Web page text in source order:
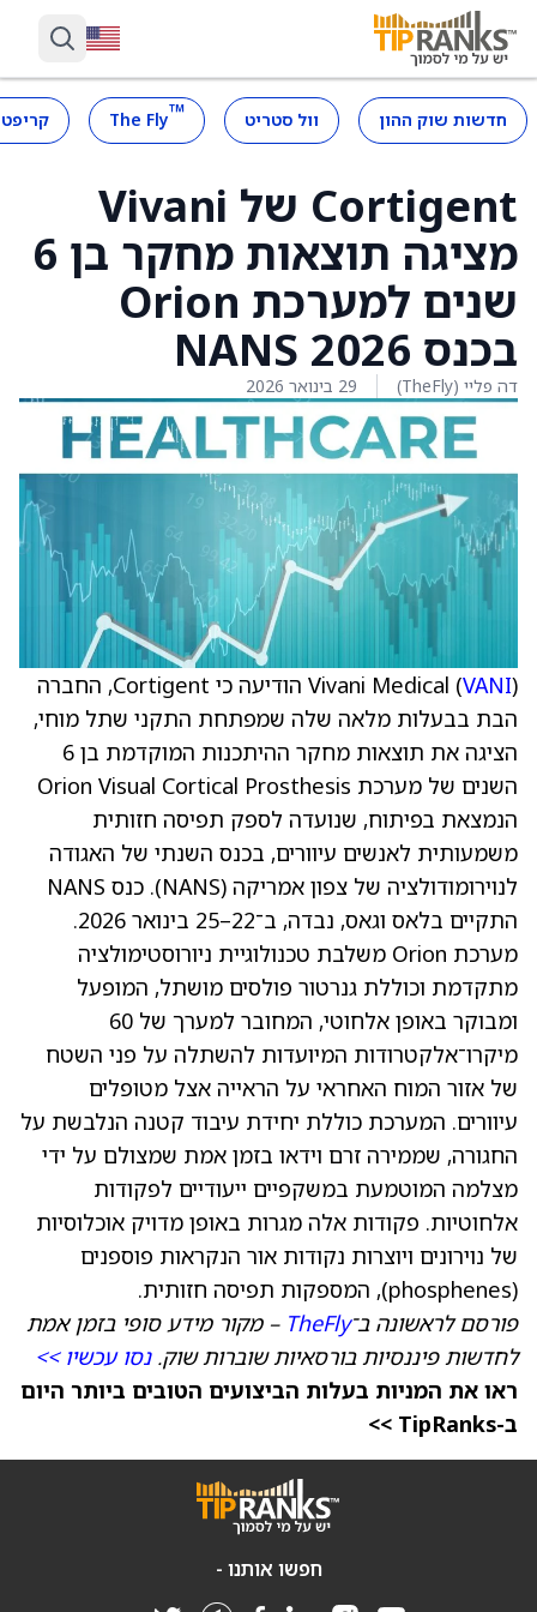
חדשות שוק ההון וול סטריט ™
The Fly
Cortigent של Vivani
מציגה תוצאות מחקר בן 6
שנים למערכת Orion
בכנס NANS 2026
דה פליי (TheFly) 29 בינואר 2026
Vivani Medical (VANI
) הודיעה כי Cortigent, החברה
הבת בבעלות מלאה שלה שמפתחת התקני שתל מוחי,
הציגה את תוצאות מחקר ההיתכנות המוקדמת בן 6
השנים של מערכת Orion Visual Cortical Prosthesis
הנמצאת בפיתוח, שנועדה לספק תפיסה חזותית
משמעותית לאנשים עיוורים, בכנס השנתי של האגודה
לנוירומודולציה של צפון אמריקה (NANS). כנס NANS
התקיים בלאס וגאס, נבדה, ב־22–25 בינואר 2026.
מערכת Orion משלבת טכנולוגיית ניורוסטימולציה
מתקדמת וכוללת גנרטור פולסים מושתל, המופעל
ומבוקר באופן אלחוטי, המחובר למערך של 60
מיקרו־אלקטרודות המיועדות להשתלה על פני השטח
של אזור המוח האחראי על הראייה אצל מטופלים
עיוורים. המערכת כוללת יחידת עיבוד קטנה הנלבשת על
החגורה, שממירה זרם וידאו בזמן אמת שמצולם על ידי
מצלמה המוטמעת במשקפיים ייעודיים לפקודות
אלחוטיות. פקודות אלה מגרות באופן מדויק אוכלוסיות
של נוירונים ויוצרות נקודות אור הנקראות פוספנים
(phosphenes), המספקות תפיסה חזותית.
פורסם לראשונה ב־TheFly – מקור מידע סופי בזמן אמת
לחדשות פיננסיות בורסאיות שוברות שוק.נסו עכשיו >>
ראו את המניות בעלות הביצועים הטובים ביותר היום
ב-TipRanks >>
חפשו אותנו -